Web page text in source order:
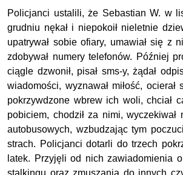
Policjanci ustalili, że Sebastian W. w
grudniu nękał i niepokoił nieletnie
upatrywał sobie ofiary, umawiał się z
zdobywał numery telefonów. Później
ciągle dzwonił, pisał sms-y, żądał
wiadomości, wyznawał miłość, ocierał
pokrzywdzone wbrew ich woli, chciał
pobiciem, chodził za nimi, wyczekiwał
autobusowych, wzbudzając tym
strach. Policjanci dotarli do trzech
latek. Przyjęli od nich zawiadomienia